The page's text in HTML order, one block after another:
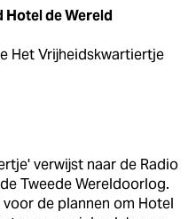
de Wereld
Het Vrijheidskwartiertje
verwijst naar de Radio
Tweede Wereldoorlog.
de plannen om Hotel